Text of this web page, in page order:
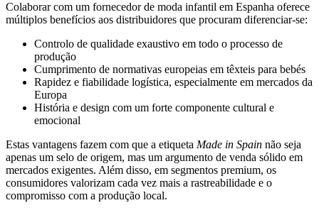
Colaborar com um fornecedor de moda infantil em Espanha oferece
múltiplos benefícios aos distribuidores que procuram diferenciar-se:
Controlo de qualidade exaustivo em todo o processo de
produção
Cumprimento de normativas europeias em têxteis para bebés
Rapidez e fiabilidade logística, especialmente em mercados da
Europa
História e design com um forte componente cultural e
emocional
Estas vantagens fazem com que a etiqueta Made in Spain não seja
apenas um selo de origem, mas um argumento de venda sólido em
mercados exigentes. Além disso, em segmentos premium, os
consumidores valorizam cada vez mais a rastreabilidade e o
compromisso com a produção local.